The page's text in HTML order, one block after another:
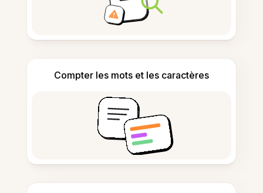
Compter les mots et les caractères